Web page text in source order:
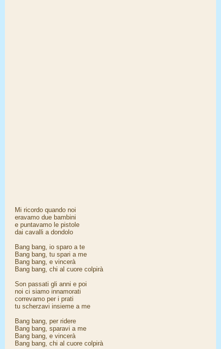
Mi ricordo quando noi
eravamo due bambini
e puntavamo le pistole
dai cavalli a dondolo
Bang bang, io sparo a te
Bang bang, tu spari a me
Bang bang, e vincerà
Bang bang, chi al cuore colpirà
Son passati gli anni e poi
noi ci siamo innamorati
correvamo per i prati
tu scherzavi insieme a me
Bang bang, per ridere
Bang bang, sparavi a me
Bang bang, e vincerà
Bang bang, chi al cuore colpirà